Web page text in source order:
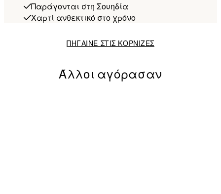
Παράγονται στη Σουηδία
Χαρτί ανθεκτικό στο χρόνο
ΠΗΓΑΙΝΕ ΣΤΙΣ ΚΟΡΝΙΖΕΣ
Άλλοι αγόρασαν